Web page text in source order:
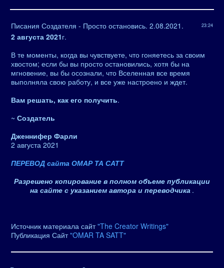
23:24
Писания Создателя - Просто остановись. 2.08.2021.
2 августа 2021г.
В те моменты, когда вы чувствуете, что гоняетесь за своим
хвостом; если бы вы просто остановились, хотя бы на
мгновение, вы бы осознали, что Вселенная все время
выполняла свою работу, и все уже настроено и ждет.
Вам решать, как его получить.
~ Создатель
Дженнифер Фарли
2 августа 2021
ПЕРЕВОД сайта ОМАР ТА САТТ
Разрешено копирование в полном объеме публикации
на сайте с указанием автора и переводчика .
Источник материала сайт"The Creator Writings"
Публикация Сайт"OMAR TA SATT"